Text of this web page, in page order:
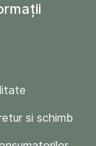
si schimb